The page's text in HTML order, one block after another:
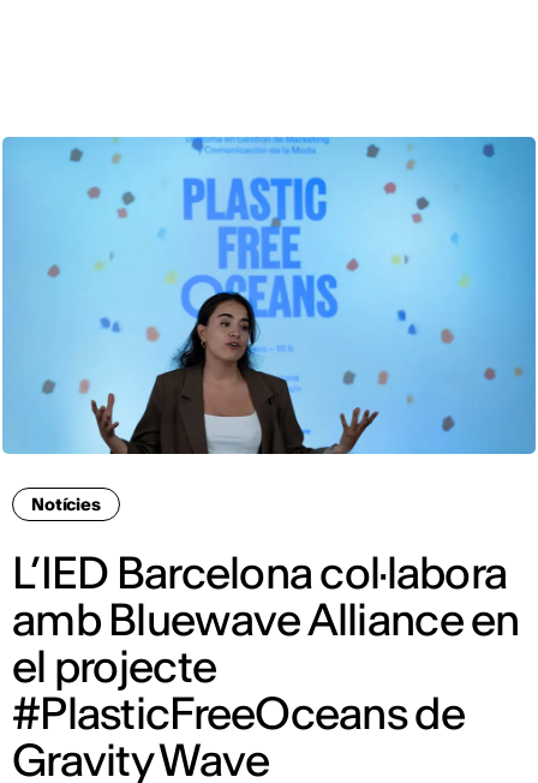
Notícies
L’IED Barcelona col·labora
amb Bluewave Alliance en
el projecte
#PlasticFreeOceans de
Gravity Wave